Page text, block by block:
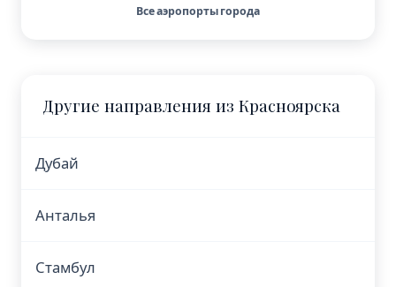
Все аэропорты города
Другие направления из Красноярска
Дубай
Анталья
Стамбул